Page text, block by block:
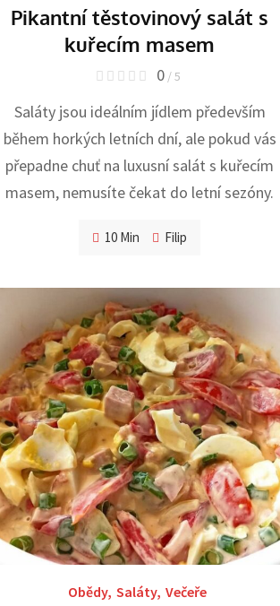
Pikantní těstovinový salát s
kuřecím masem
0 / 5
Saláty jsou ideálním jídlem především
během horkých letních dní, ale pokud vás
přepadne chuť na luxusní salát s kuřecím
masem, nemusíte čekat do letní sezóny.
10 Min Filip
Obědy, Saláty, Večeře